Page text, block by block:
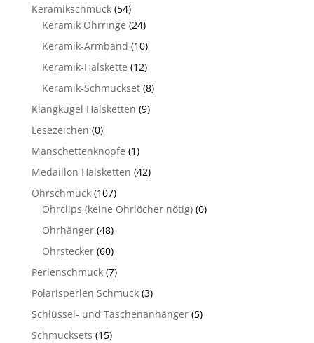
Keramikschmuck (54)
Keramik Ohrringe (24)
Keramik-Armband (10)
Keramik-Halskette (12)
Keramik-Schmuckset (8)
Klangkugel Halsketten (9)
Lesezeichen (0)
Manschettenknöpfe (1)
Medaillon Halsketten (42)
Ohrschmuck (107)
Ohrclips (keine Ohrlöcher nötig) (0)
Ohrhänger (48)
Ohrstecker (60)
Perlenschmuck (7)
Polarisperlen Schmuck (3)
Schlüssel- und Taschenanhänger (5)
Schmucksets (15)